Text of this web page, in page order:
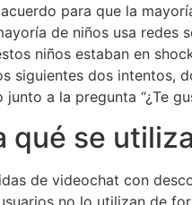
para que la
de niños usa
niños estaban en
siguientes dos intentos,
a la pregunta “¿Te
qué se
de videochat con
no lo utilizan de